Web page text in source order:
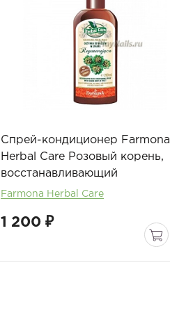
Спрей-кондиционер Farmona
Herbal Care Розовый корень,
восстанавливающий
Farmona Herbal Care
1 200 ₽